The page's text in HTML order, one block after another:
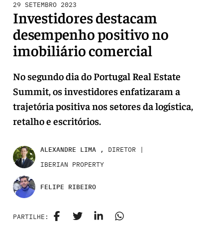
29 SETEMBRO 2023
Investidores destacam
desempenho positivo no
imobiliário comercial
No segundo dia do Portugal Real Estate
Summit, os investidores enfatizaram a
trajetória positiva nos setores da logística,
retalho e escritórios.
ALEXANDRE LIMA , DIRETOR |
IBERIAN PROPERTY
FELIPE RIBEIRO
PARTILHE: